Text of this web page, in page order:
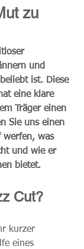
zu
und
ist. Diese
eine klare
Träger einen
Sie uns einen
werfen, was
und wie er
bietet.
Cut?
kurzer
eines